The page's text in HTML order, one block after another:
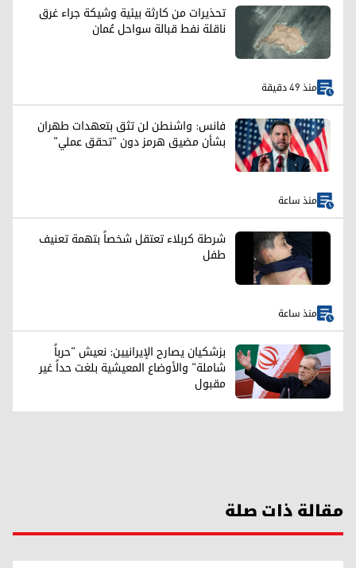
تحذيرات من كارثة بيئية وشيكة جراء غرق
ناقلة نفط قبالة سواحل عُمان
منذ 49 دقيقة
فانس: واشنطن لن تثق بتعهدات طهران
بشأن مضيق هرمز دون "تحقق عملي"
منذ ساعة
شرطة كربلاء تعتقل شخصاً بتهمة تعنيف
طفل
منذ ساعة
بزشكيان يصارح الإيرانيين: نعيش "حرباً
شاملة" والأوضاع المعيشية بلغت حداً غير
مقبول
مقالة ذات صلة